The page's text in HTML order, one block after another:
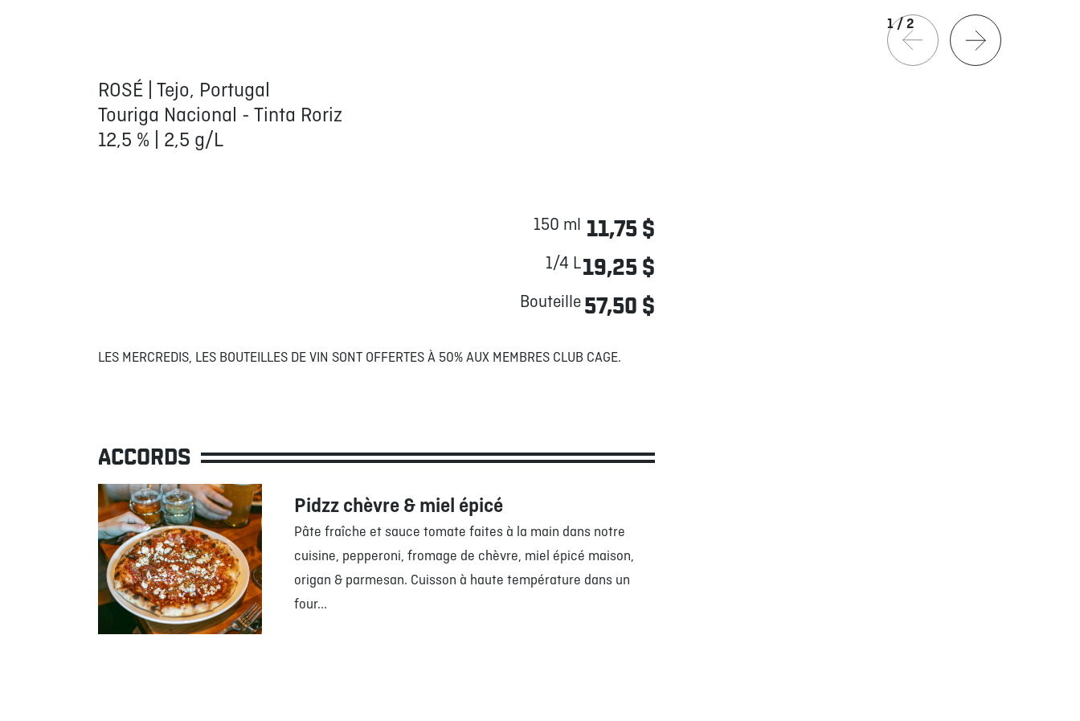
1/2
ROSÉ | Tejo, Portugal
Touriga Nacional - Tinta Roriz
12,5 % | 2,5 g/L
150 ml 11,75 $
1/4 L19,25 $
Bouteille57,50 $
LES MERCREDIS, LES BOUTEILLES DE VIN SONT OFFERTES À 50% AUX MEMBRES CLUB CAGE.
ACCORDS
Pidzz chèvre & miel épicé
Pâte fraîche et sauce tomate faites à la main dans notre
cuisine, pepperoni, fromage de chèvre, miel épicé maison,
origan & parmesan. Cuisson à haute température dans un
four...